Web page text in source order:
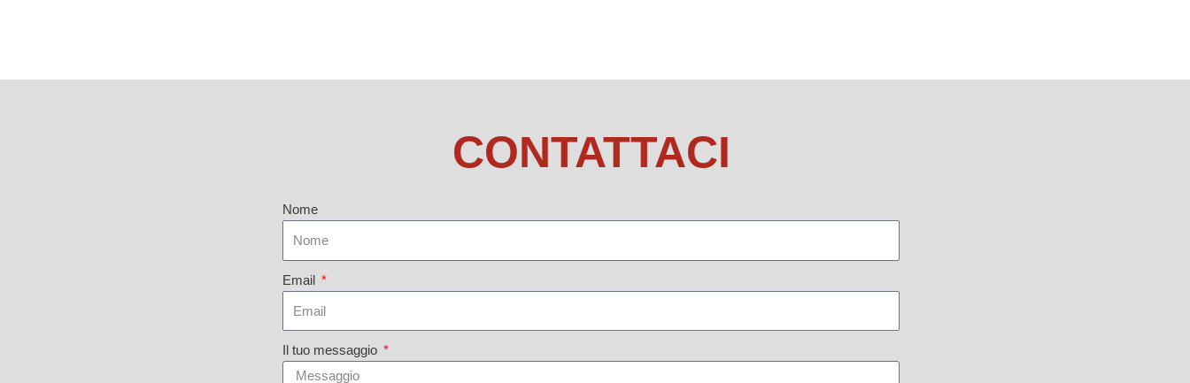
CONTATTACI
Nome
Email
Il tuo messaggio